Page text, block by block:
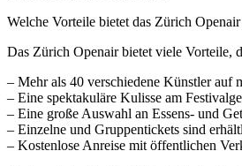
Welche Vorteile bietet das Zürich
Das Zürich Openair bietet viele Vorteile,
– Mehr als 40 verschiedene Künstler auf
– Eine spektakuläre Kulisse am
– Eine große Auswahl an Essens- und
– Einzelne und Gruppentickets sind
– Kostenlose Anreise mit öffentlichen